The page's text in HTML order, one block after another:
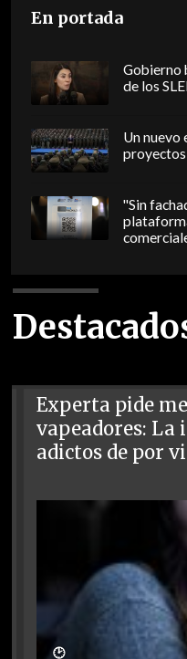
En portada
Gobierno
de los
Un nuevo
proyectos
"Sin
Experta pide
vapeadores: La
adictos de por
🕑